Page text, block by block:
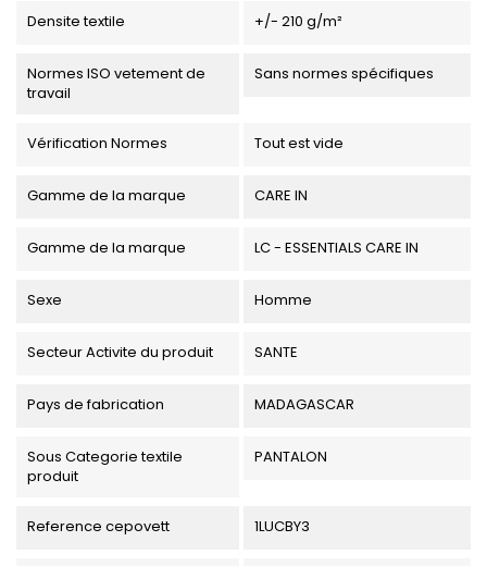
Densite textile +/- 210 g/m²
Normes ISO vetement de
travail
Sans normes spécifiques
Vérification Normes Tout est vide
Gamme de la marque CARE IN
Gamme de la marque LC - ESSENTIALS CARE IN
Sexe Homme
Secteur Activite du produit SANTE
Pays de fabrication MADAGASCAR
Sous Categorie textile
produit
PANTALON
Reference cepovett 1LUCBY3